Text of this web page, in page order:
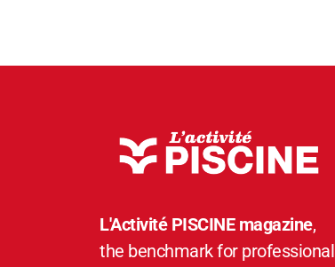
L'Activité PISCINE magazine,
the benchmark for professional